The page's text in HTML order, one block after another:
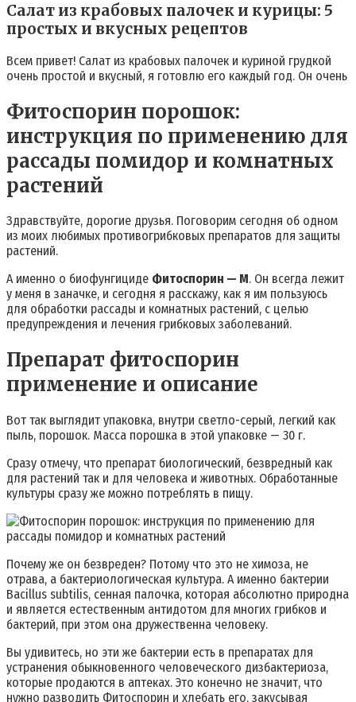
Салат из крабовых палочек и курицы: 5
простых и вкусных рецептов
Всем привет! Салат из крабовых палочек и куриной грудкой
очень простой и вкусный, я готовлю его каждый год. Он очень
Фитоспорин порошок:
инструкция по применению для
рассады помидор и комнатных
растений
Здравствуйте, дорогие друзья. Поговорим сегодня об одном
из моих любимых противогрибковых препаратов для защиты
растений.
А именно о биофунгициде Фитоспорин — М. Он всегда лежит
у меня в заначке, и сегодня я расскажу, как я им пользуюсь
для обработки рассады и комнатных растений, с целью
предупреждения и лечения грибковых заболеваний.
Препарат фитоспорин
применение и описание
Вот так выглядит упаковка, внутри светло-серый, легкий как
пыль, порошок. Масса порошка в этой упаковке — 30 г.
Сразу отмечу, что препарат биологический, безвредный как
для растений так и для человека и животных. Обработанные
культуры сразу же можно потреблять в пищу.
Почему же он безвреден? Потому что это не химоза, не
отрава, а бактериологическая культура. А именно бактерии
Bacillus subtilis, сенная палочка, которая абсолютно природна
и является естественным антидотом для многих грибков и
бактерий, при этом она дружественна человеку.
Вы удивитесь, но эти же бактерии есть в препаратах для
устранения обыкновенного человеческого дизбактериоза,
которые продаются в аптеках. Это конечно не значит, что
нужно разводить Фитоспорин и хлебать его, закусывая